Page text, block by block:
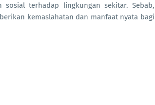
sosial terhadap lingkungan sekitar. Sebab,
kemaslahatan dan manfaat nyata bagi